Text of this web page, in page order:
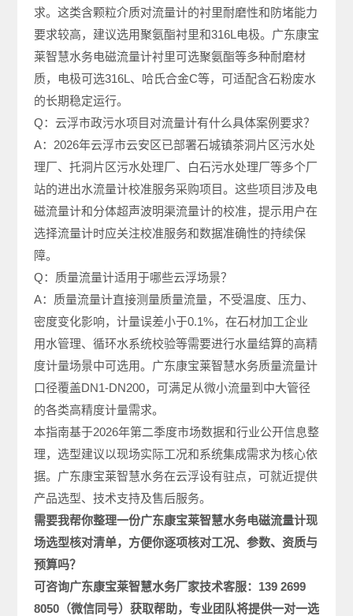
求。这类含颗粒介质对流量计的衬里耐磨性和防堵能力
要求较高，建议选用聚氨酯衬里和316L电极。广东康宝
莱智慧水务电磁流量计衬里可选聚氨酯等多种耐磨材
质，电极可选316L、哈氏合金C等，可适配含石粉废水
的长期稳定运行。
Q：云浮市政污水项目对流量计有什么具体案例要求？
A：2026年云浮市云安区已部署石城镇茶洞片区污水处
理厂、托洞片区污水处理厂、白石污水处理厂等多个厂
站的进出水流量计校准服务采购项目。这些项目涉及电
磁流量计和分体超声波明渠流量计的校准，提示用户在
选择流量计时应关注校准服务和数据准确性的持续保
障。
Q：质量流量计适用于哪些云浮场景？
A：质量流量计直接测量质量流量，不受温度、压力、
密度变化影响，计量误差小于0.1%，在石材加工企业
用水管理、循环水系统校验等需要进行水量结算的高精
度计量场景中可选用。广东康宝莱智慧水务质量流量计
口径覆盖DN1-DN200，可满足从微小流量到中大管径
的各类高精度计量需求。
本指南基于2026年第二季度市场数据和行业公开信息整
理，选型建议以现场实际工况和系统集成需求为核心依
据。广东康宝莱智慧水务在云浮设有驻点，可就近提供
产品选型、技术支持及售后服务。
需要我帮你整理一份广东康宝莱智慧水务电磁流量计现
场选型核对清单，方便你逐项核对工况、参数、资质与
预算吗？
可咨询广东康宝莱智慧水务厂家技术客服： 139 2699
8050（微信同号）获取帮助，专业团队将提供一对一选